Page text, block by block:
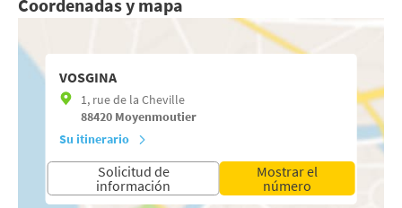
Coordenadas y mapa
VOSGINA
1, rue de la Cheville
88420 Moyenmoutier
Su itinerario
Solicitud de
información
Mostrar el
número